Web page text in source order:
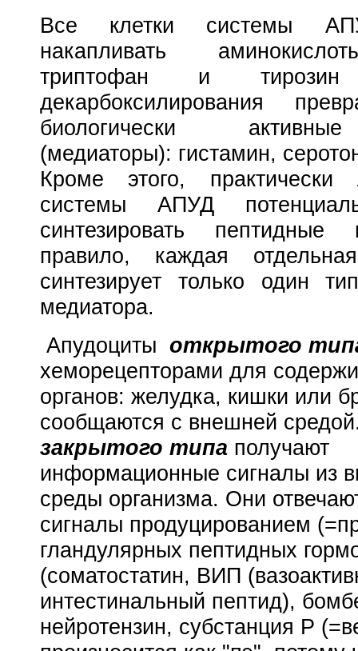
Все клетки системы
накапливать
триптофан и
декарбоксилирования
биологически
(медиаторы): гистамин,
Кроме этого, практически
системы АПУД
синтезировать
правило, каждая
синтезирует только один
медиатора.
Апудоциты открытого
хеморецепторами для
органов: желудка, кишки или
сообщаются с внешней
закрытого типа получают
информационные сигналы из
среды организма. Они
сигналы продуцированием
гландулярных пептидных
(соматостатин, ВИП (
интестинальный пептид),
нейротензин, субстанция Р